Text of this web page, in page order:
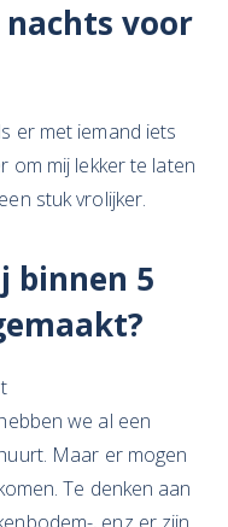
nachts voor
er met iemand iets
om mij lekker te laten
stuk vrolijker.
binnen 5
we al een
Maar er mogen
Te denken aan